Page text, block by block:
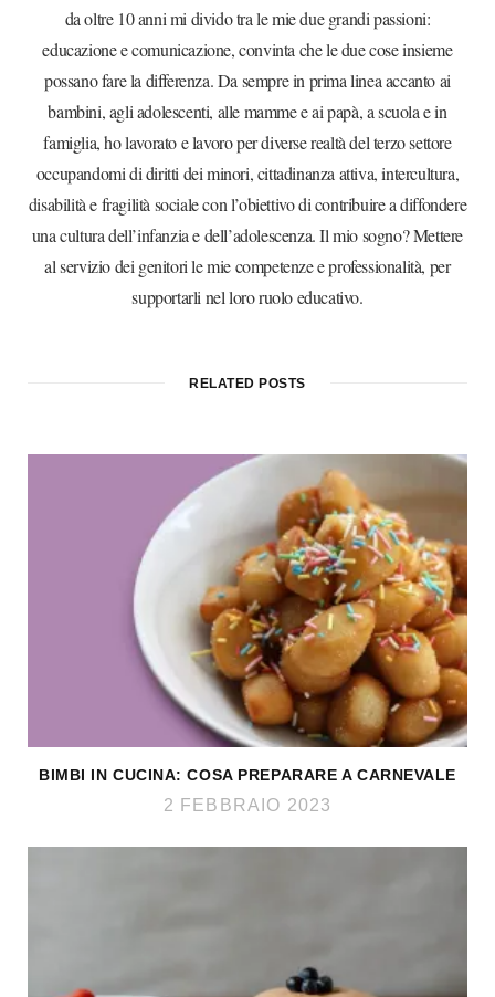
da oltre 10 anni mi divido tra le mie due grandi passioni:
educazione e comunicazione, convinta che le due cose insieme
possano fare la differenza. Da sempre in prima linea accanto ai
bambini, agli adolescenti, alle mamme e ai papà, a scuola e in
famiglia, ho lavorato e lavoro per diverse realtà del terzo settore
occupandomi di diritti dei minori, cittadinanza attiva, intercultura,
disabilità e fragilità sociale con l’obiettivo di contribuire a diffondere
una cultura dell’infanzia e dell’adolescenza. Il mio sogno? Mettere
al servizio dei genitori le mie competenze e professionalità, per
supportarli nel loro ruolo educativo.
RELATED POSTS
BIMBI IN CUCINA: COSA PREPARARE A CARNEVALE
2 FEBBRAIO 2023